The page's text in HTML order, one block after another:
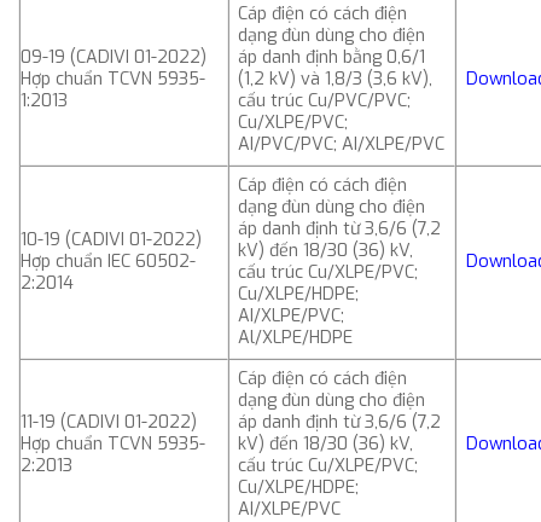
09-19 (CADIVI 01-2022)
Hợp chuẩn TCVN 5935-
1:2013
Cáp điện có cách điện
dạng đùn dùng cho điện
áp danh định bằng 0,6/1
(1,2 kV) và 1,8/3 (3,6 kV),
cấu trúc Cu/PVC/PVC;
Cu/XLPE/PVC;
AI/PVC/PVC; AI/XLPE/PVC
10-19 (CADIVI 01-2022)
Hợp chuẩn IEC 60502-
2:2014
Cáp điện có cách điện
dạng đùn dùng cho điện
áp danh định từ 3,6/6 (7,2
kV) đến 18/30 (36) kV,
cấu trúc Cu/XLPE/PVC;
Cu/XLPE/HDPE;
AI/XLPE/PVC;
Al/XLPE/HDPE
11-19 (CADIVI 01-2022)
Hợp chuẩn TCVN 5935-
2:2013
Cáp điện có cách điện
dạng đùn dùng cho điện
áp danh định từ 3,6/6 (7,2
kV) đến 18/30 (36) kV,
cấu trúc Cu/XLPE/PVC;
Cu/XLPE/HDPE;
AI/XLPE/PVC